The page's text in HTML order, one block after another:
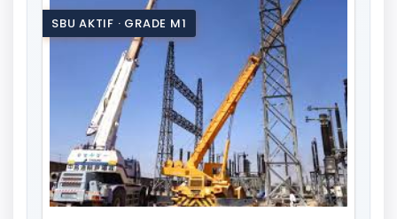
SBU AKTIF · GRADE M1